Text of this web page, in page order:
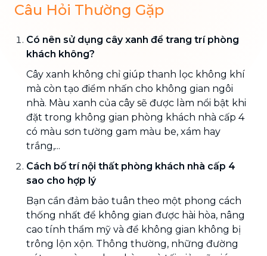
Câu Hỏi Thường Gặp
Có nên sử dụng cây xanh để trang trí phòng
khách không?
Cây xanh không chỉ giúp thanh lọc không khí
mà còn tạo điểm nhấn cho không gian ngôi
nhà. Màu xanh của cây sẽ được làm nổi bật khi
đặt trong không gian phòng khách nhà cấp 4
có màu sơn tường gam màu be, xám hay
trắng,...
Cách bố trí nội thất phòng khách nhà cấp 4
sao cho hợp lý
Bạn cần đảm bảo tuân theo một phong cách
thống nhất để không gian được hài hòa, nâng
cao tính thẩm mỹ và để không gian không bị
trông lộn xộn. Thông thường, những đường